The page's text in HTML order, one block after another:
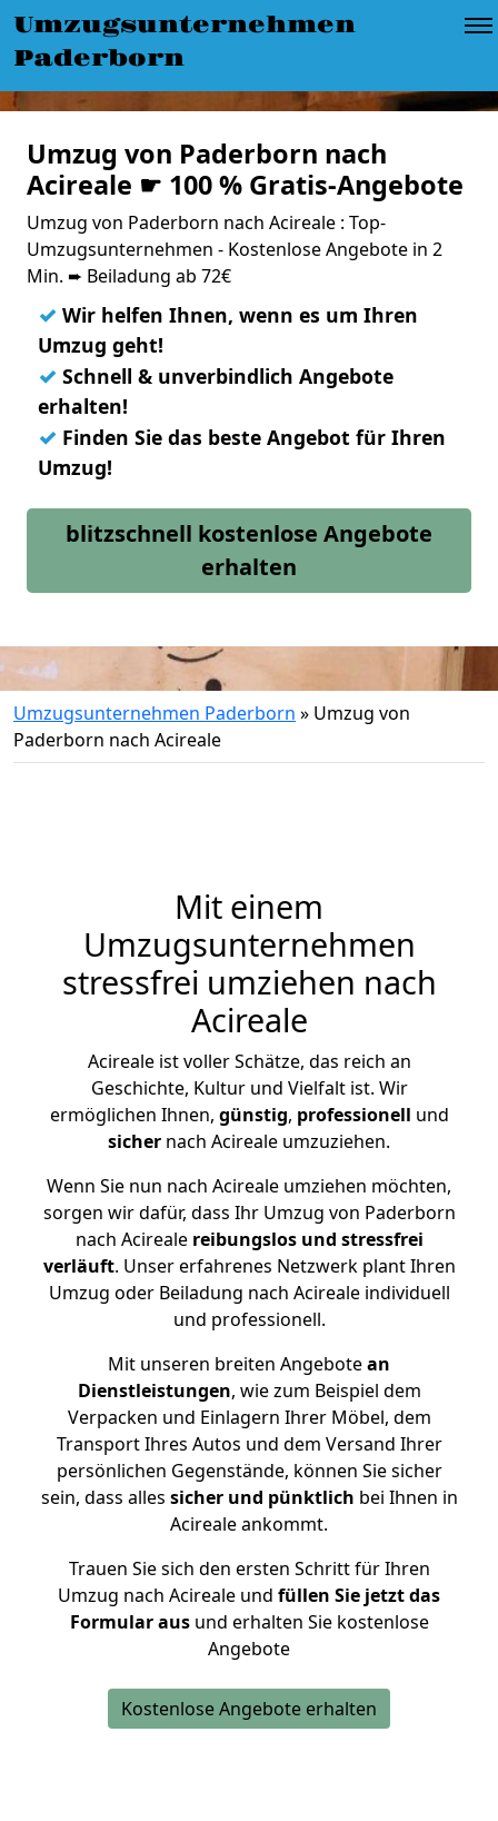
Umzugsunternehmen
Paderborn
Umzug von Paderborn nach
Acireale ☛ 100 % Gratis-Angebote
Umzug von Paderborn nach Acireale : Top-
Umzugsunternehmen - Kostenlose Angebote in 2
Min. ➨ Beiladung ab 72€
✓ Wir helfen Ihnen, wenn es um Ihren
Umzug geht!
✓ Schnell & unverbindlich Angebote
erhalten!
✓ Finden Sie das beste Angebot für Ihren
Umzug!
blitzschnell kostenlose Angebote
erhalten
Umzugsunternehmen Paderborn » Umzug von
Paderborn nach Acireale
Mit einem
Umzugsunternehmen
stressfrei umziehen nach
Acireale
Acireale ist voller Schätze, das reich an
Geschichte, Kultur und Vielfalt ist. Wir
ermöglichen Ihnen, günstig, professionell und
sicher nach Acireale umzuziehen.
Wenn Sie nun nach Acireale umziehen möchten,
sorgen wir dafür, dass Ihr Umzug von Paderborn
nach Acireale reibungslos und stressfrei
verläuft. Unser erfahrenes Netzwerk plant Ihren
Umzug oder Beiladung nach Acireale individuell
und professionell.
Mit unseren breiten Angebotean
Dienstleistungen, wie zum Beispiel dem
Verpacken und Einlagern Ihrer Möbel, dem
Transport Ihres Autos und dem Versand Ihrer
persönlichen Gegenstände, können Sie sicher
sein, dass alles sicher und pünktlich bei Ihnen in
Acireale ankommt.
Trauen Sie sich den ersten Schritt für Ihren
Umzug nach Acireale und füllen Sie jetzt das
Formular ausund erhalten Sie kostenlose
Angebote
Kostenlose Angebote erhalten